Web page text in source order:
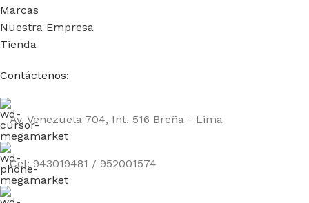
Marcas
Nuestra Empresa
Tienda
Contáctenos:
Av. Venezuela 704, Int. 516 Breña - Lima
Cel: 943019481 / 952001574